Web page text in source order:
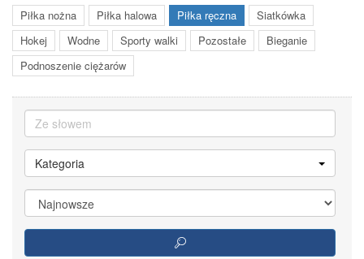
Piłka nożna Piłka halowa Piłka ręczna
Siatkówka
Hokej
Wodne Sporty walki Pozostałe
Bieganie
Podnoszenie ciężarów
Kategoria